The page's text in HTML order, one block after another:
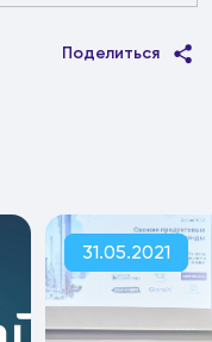
Поделиться
31.05.2021